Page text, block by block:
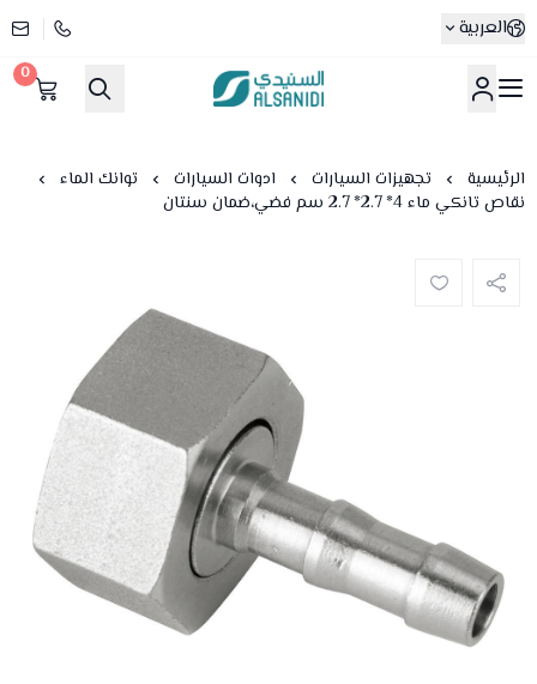
العربية
متجر السنيدي
0
الرئيسية تجهيزات السيارات ادوات السيارات
توانك الماء
نقاص تانكي ماء 4* 2.7* 2.7 سم فضي،ضمان سنتان